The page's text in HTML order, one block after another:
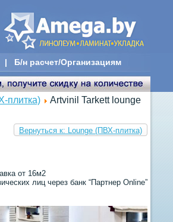
| Б/н расчет/Организациям
плитка)
Artvinil Tarkett lounge
Вернуться к: Lounge (ПВХ-плитка)
от 16м2
лиц через банк “Партнер Online”